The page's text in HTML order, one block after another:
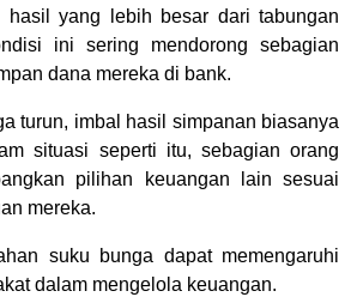
hasil yang lebih besar dari tabungan
ini sering mendorong sebagian
dana mereka di bank.
turun, imbal hasil simpanan biasanya
situasi seperti itu, sebagian orang
pilihan keuangan lain sesuai
mereka.
suku bunga dapat memengaruhi
dalam mengelola keuangan.